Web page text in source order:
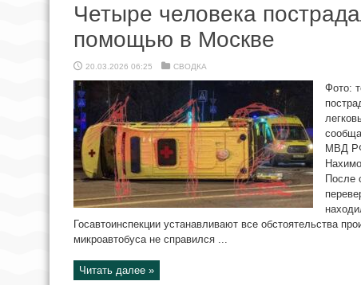
Четыре человека
помощью в Москве
20.03.2026 06:25 СВОДКА
Фото:
МВД
После
Госавтоинспекции устанавливают все обстоятельства
микроавтобуса не справился ...
Читать далее »